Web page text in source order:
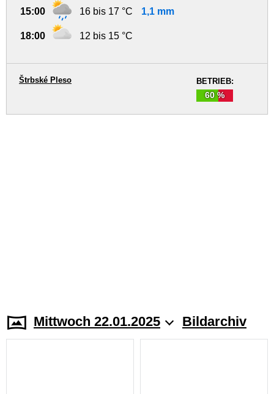
15:00 16 bis 17 °C 1,1 mm
18:00 12 bis 15 °C
BETRIEB:
60 %
Štrbské Pleso
Mittwoch 22.01.2025 Bildarchiv